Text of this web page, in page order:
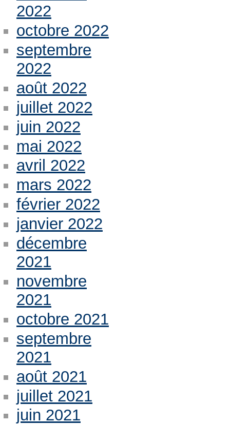
2022
octobre 2022
septembre
2022
août 2022
juillet 2022
juin 2022
mai 2022
avril 2022
mars 2022
février 2022
janvier 2022
décembre
2021
novembre
2021
octobre 2021
septembre
2021
août 2021
juillet 2021
juin 2021